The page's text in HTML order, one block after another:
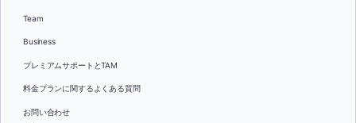
Team
Business
プレミアムサポートとTAM
料金プランに関するよくある質問
お問い合わせ